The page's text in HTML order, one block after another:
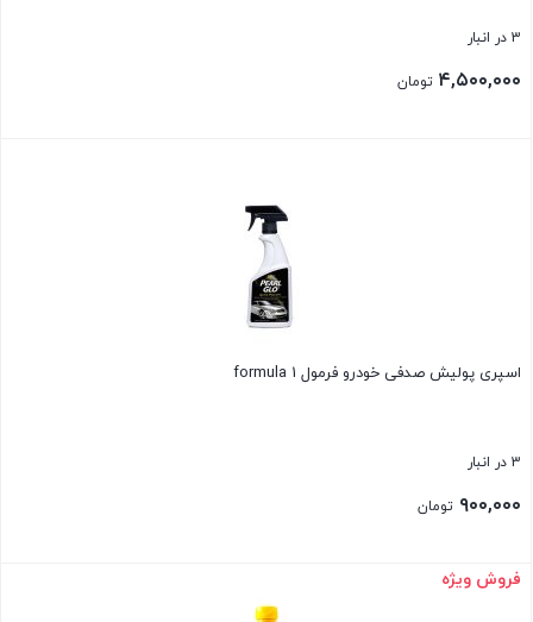
3 در انبار
۴,۵۰۰,۰۰۰ تومان
اسپری پولیش صدفی خودرو فرمول formula 1
3 در انبار
۹۰۰,۰۰۰ تومان
بستن
فروش ویژه